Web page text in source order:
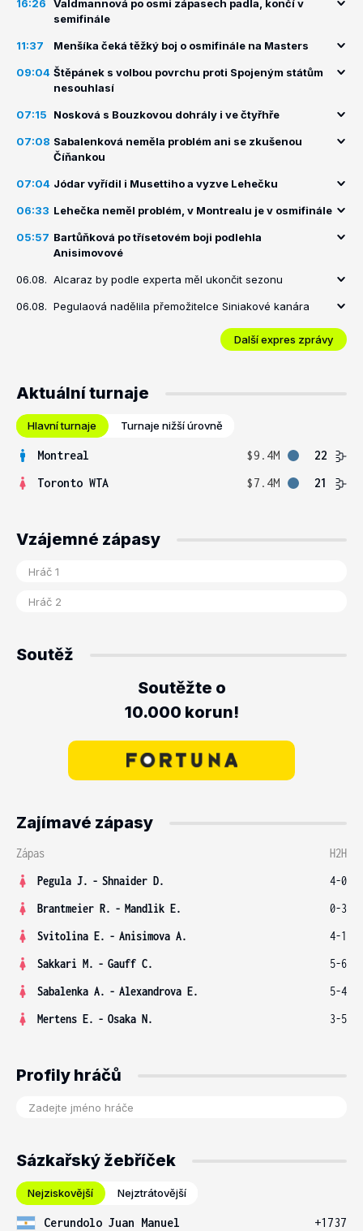
16:26
Valdmannová po osmi zápasech padla, končí v
semifinále
11:37 Menšíka čeká těžký boj o osmifinále na Masters
09:04 Štěpánek s volbou povrchu proti Spojeným státům
nesouhlasí
07:15 Nosková s Bouzkovou dohrály i ve čtyřhře
07:08 Sabalenková neměla problém ani se zkušenou
Číňankou
07:04 Jódar vyřídil i Musettiho a vyzve Lehečku
06:33 Lehečka neměl problém, v Montrealu je v osmifinále
05:57 Bartůňková po třísetovém boji podlehla
Anisimovové
06.08. Alcaraz by podle experta měl ukončit sezonu
06.08. Pegulaová nadělila přemožitelce Siniakové kanára
Další expres zprávy
Aktuální turnaje
Hlavní turnaje Turnaje nižší úrovně
Montreal $9.4M
22
Toronto WTA
$7.4M 21
Vzájemné zápasy
Soutěž
Soutěžte o
10.000 korun!
Zajímavé zápasy
Zápas
H2H
Pegula J. - Shnaider D.
4-0
Brantmeier R. - Mandlik E.
0-3
Svitolina E. - Anisimova A.
4-1
Sakkari M. - Gauff C.
5-6
Sabalenka A. - Alexandrova E.
5-4
Mertens E. - Osaka N. 3-5
Profily hráčů
Sázkařský žebříček
Nejziskovější Nejztrátovější
Cerundolo Juan Manuel
+1737